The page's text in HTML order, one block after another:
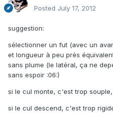
Posted July 17, 2012
suggestion:
sélectionner un fut (avec un
et longueur à peu près
sans plume (le latéral, ça ne
sans espoir :06:)
si le cul monte, c'est trop
si le cul descend, c'est trop